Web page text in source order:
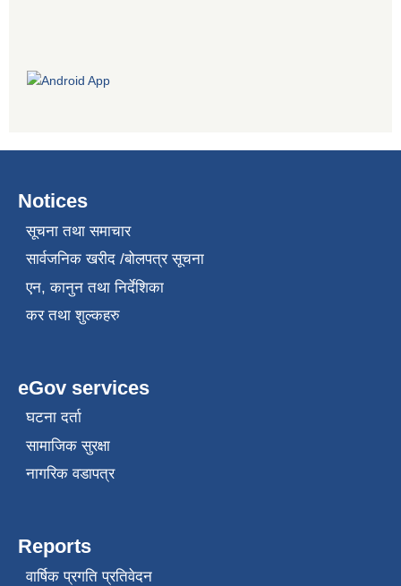
Notices
सूचना तथा समाचार
सार्वजनिक खरीद /बोलपत्र सूचना
एन, कानुन तथा निर्देशिका
कर तथा शुल्कहरु
eGov services
घटना दर्ता
सामाजिक सुरक्षा
नागरिक वडापत्र
Reports
वार्षिक प्रगति प्रतिवेदन